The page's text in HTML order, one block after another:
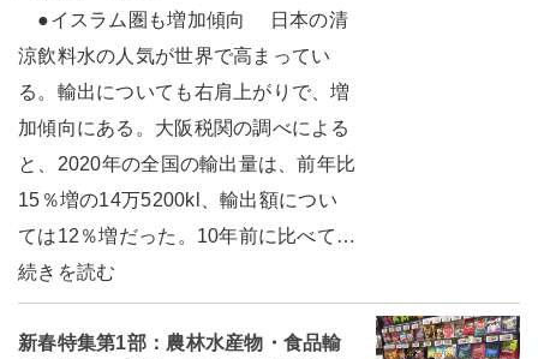
●イスラム圏も増加傾向 日本の清
涼飲料水の人気が世界で高まってい
る。輸出についても右肩上がりで、増
加傾向にある。大阪税関の調べによる
と、2020年の全国の輸出量は、前年比
15％増の14万5200kl、輸出額につい
ては12％増だった。10年前に比べて…
続きを読む
新春特集第1部：農林水産物・食品輸